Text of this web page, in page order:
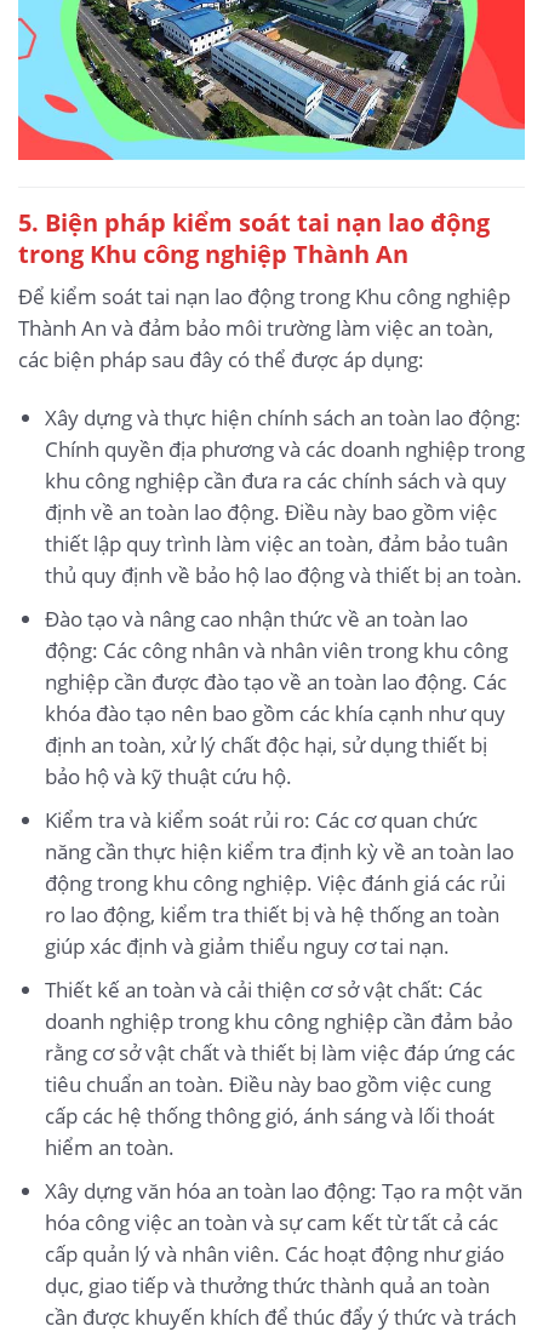
5. Biện pháp kiểm soát tai nạn lao động
trong Khu công nghiệp Thành An
Để kiểm soát tai nạn lao động trong Khu công nghiệp
Thành An và đảm bảo môi trường làm việc an toàn,
các biện pháp sau đây có thể được áp dụng:
Xây dựng và thực hiện chính sách an toàn lao động:
Chính quyền địa phương và các doanh nghiệp trong
khu công nghiệp cần đưa ra các chính sách và quy
định về an toàn lao động. Điều này bao gồm việc
thiết lập quy trình làm việc an toàn, đảm bảo tuân
thủ quy định về bảo hộ lao động và thiết bị an toàn.
Đào tạo và nâng cao nhận thức về an toàn lao
động: Các công nhân và nhân viên trong khu công
nghiệp cần được đào tạo về an toàn lao động. Các
khóa đào tạo nên bao gồm các khía cạnh như quy
định an toàn, xử lý chất độc hại, sử dụng thiết bị
bảo hộ và kỹ thuật cứu hộ.
Kiểm tra và kiểm soát rủi ro: Các cơ quan chức
năng cần thực hiện kiểm tra định kỳ về an toàn lao
động trong khu công nghiệp. Việc đánh giá các rủi
ro lao động, kiểm tra thiết bị và hệ thống an toàn
giúp xác định và giảm thiểu nguy cơ tai nạn.
Thiết kế an toàn và cải thiện cơ sở vật chất: Các
doanh nghiệp trong khu công nghiệp cần đảm bảo
rằng cơ sở vật chất và thiết bị làm việc đáp ứng các
tiêu chuẩn an toàn. Điều này bao gồm việc cung
cấp các hệ thống thông gió, ánh sáng và lối thoát
hiểm an toàn.
Xây dựng văn hóa an toàn lao động: Tạo ra một văn
hóa công việc an toàn và sự cam kết từ tất cả các
cấp quản lý và nhân viên. Các hoạt động như giáo
dục, giao tiếp và thưởng thức thành quả an toàn
cần được khuyến khích để thúc đẩy ý thức và trách